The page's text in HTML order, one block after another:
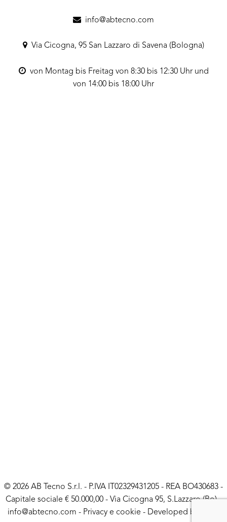
info@abtecno.com
Via Cicogna, 95 San Lazzaro di Savena (Bologna)
von Montag bis Freitag von 8:30 bis 12:30 Uhr und
von 14:00 bis 18:00 Uhr
© 2026 AB Tecno S.r.l. - P.IVA IT02329431205 - REA BO430683 -
Capitale sociale € 50.000,00 - Via Cicogna 95, S.Lazzaro (Bo) -
info@abtecno.com - Privacy e cookie - Developed by